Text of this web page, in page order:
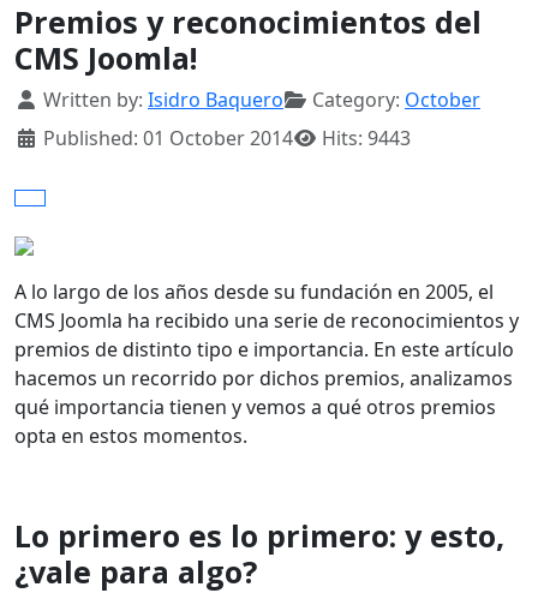
Premios y reconocimientos del
CMS Joomla!
Details
Written by: Isidro Baquero Category: October
Published: 01 October 2014
Hits: 9443
A lo largo de los años desde su fundación en 2005, el
CMS Joomla ha recibido una serie de reconocimientos y
premios de distinto tipo e importancia. En este artículo
hacemos un recorrido por dichos premios, analizamos
qué importancia tienen y vemos a qué otros premios
opta en estos momentos.
Lo primero es lo primero: y esto,
¿vale para algo?